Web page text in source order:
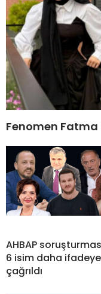
Fenomen
AHBAP
6 isim daha ifadeye
çağrıldı